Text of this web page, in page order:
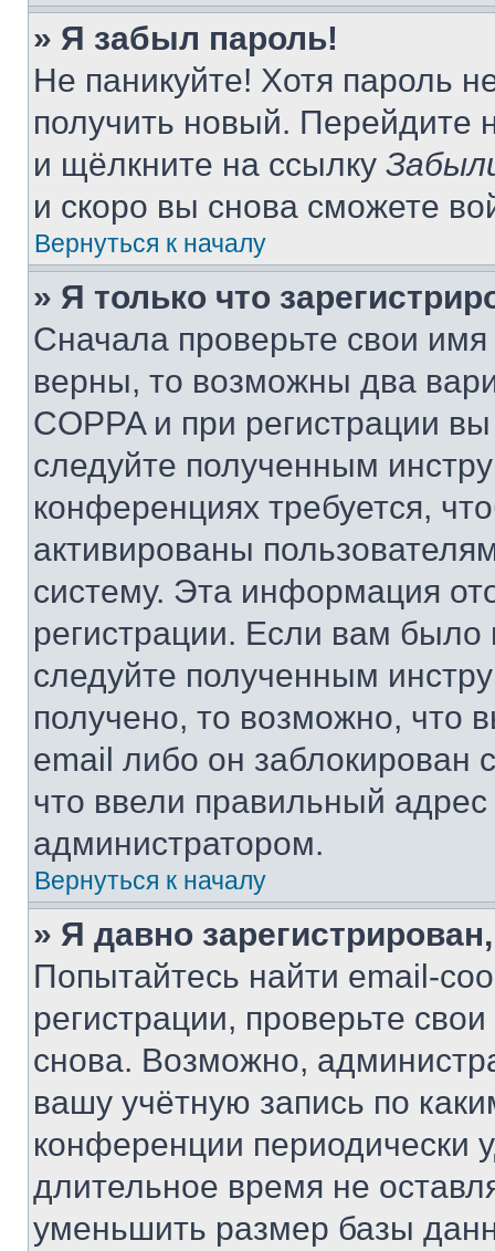
» Я забыл пароль!
Не паникуйте! Хотя пароль
получить новый. Перейдите
и щёлкните на ссылку
и скоро вы снова сможете
Вернуться к началу
» Я только что
Сначала проверьте свои
верны, то возможны два
COPPA и при регистрации
следуйте полученным
конференциях требуется,
активированы
систему. Эта информация
регистрации. Если вам
следуйте полученным
получено, то возможно, что
email либо он
что ввели правильный адрес
администратором.
Вернуться к началу
» Я давно
Попытайтесь найти email-
регистрации, проверьте
снова. Возможно,
вашу учётную запись по
конференции периодически
длительное время не
уменьшить размер базы